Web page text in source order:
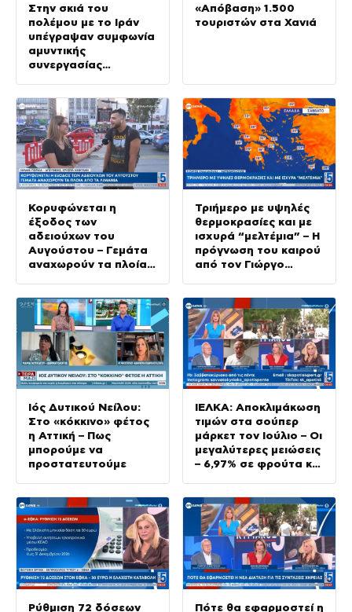
Στην σκιά του
πολέμου με το Ιράν
υπέγραψαν συμφωνία
αμυντικής
συνεργασίας
«Απόβαση» 1.500
τουριστών στα Χανιά
Κορυφώνεται η
έξοδος των
αδειούχων του
Αυγούστου – Γεμάτα
αναχωρούν τα πλοία
Τριήμερο με υψηλές
θερμοκρασίες και με
ισχυρά “μελτέμια” – Η
πρόγνωση του καιρού
από τον Γιώργο
Ιός Δυτικού Νείλου:
Στο «κόκκινο» φέτος
η Αττική – Πως
μπορούμε να
προστατευτούμε
ΙΕΛΚΑ: Αποκλιμάκωση
τιμών στα σούπερ
μάρκετ τον Ιούλιο – Οι
μεγαλύτερες μειώσεις
– 6,97% σε φρούτα και
Ρύθμιση 72 δόσεων Πότε θα εφαρμοστεί η